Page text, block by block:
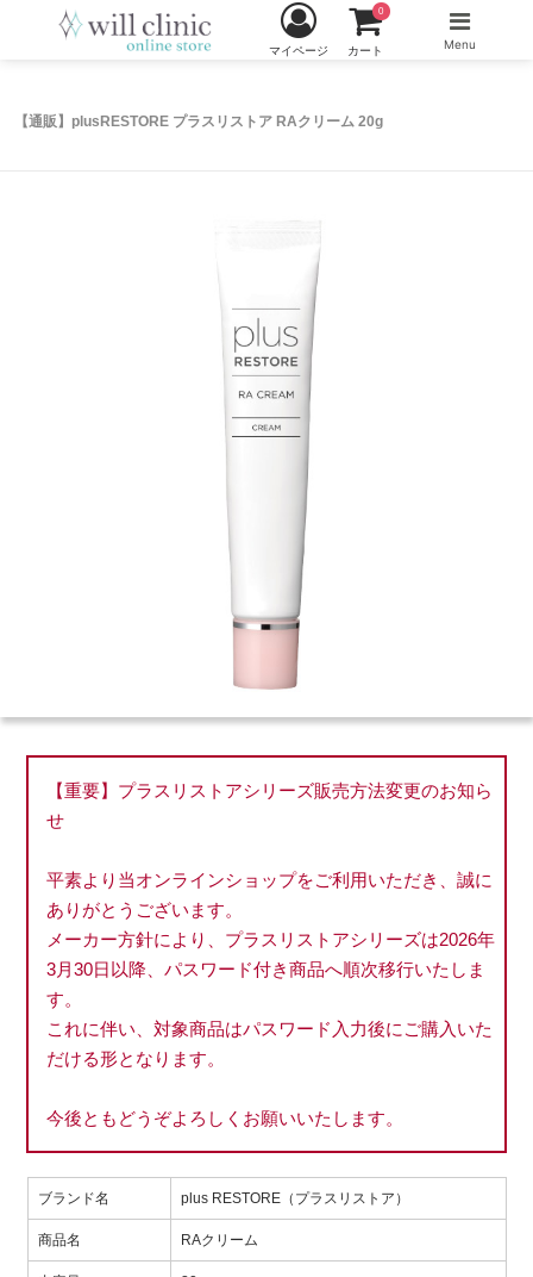
【通販】plusRESTORE プラスリストア RAクリーム 20g
マイページ カート
0
Menu
【重要】プラスリストアシリーズ販売方法変更のお知ら
せ
平素より当オンラインショップをご利用いただき、誠に
ありがとうございます。
メーカー方針により、プラスリストアシリーズは2026年
3月30日以降、パスワード付き商品へ順次移行いたしま
す。
これに伴い、対象商品はパスワード入力後にご購入いた
だける形となります。
今後ともどうぞよろしくお願いいたします。
ブランド名 plus RESTORE（プラスリストア）
商品名 RAクリーム